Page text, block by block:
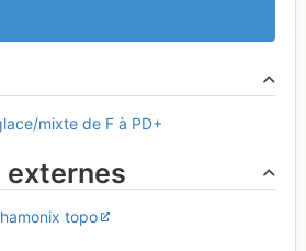
mixte de F à PD+
externes
topo